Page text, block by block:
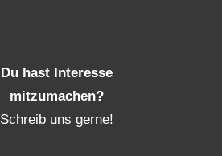
Du hast Interesse
mitzumachen?
Schreib uns gerne!